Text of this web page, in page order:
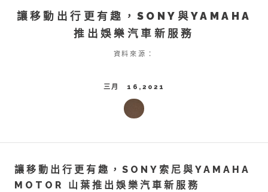
讓移動出行更有趣，SONY與YAMAHA
推出娛樂汽車新服務
資料來源：
三月 16,2021
讓移動出行更有趣，SONY索尼與YAMAHA
MOTOR 山葉推出娛樂汽車新服務